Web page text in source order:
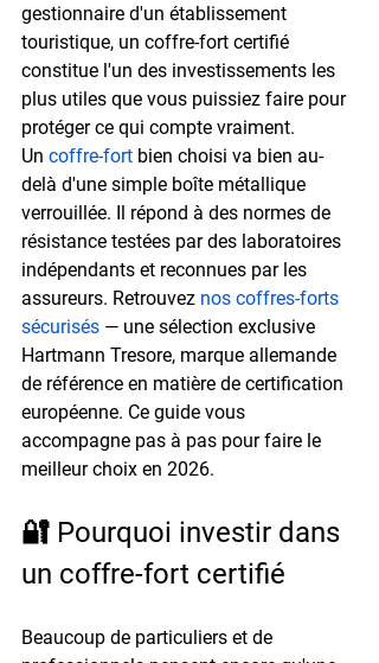
gestionnaire d'un établissement
touristique, un coffre-fort certifié
constitue l'un des investissements les
plus utiles que vous puissiez faire pour
protéger ce qui compte vraiment.
Un coffre-fort bien choisi va bien au-
delà d'une simple boîte métallique
verrouillée. Il répond à des normes de
résistance testées par des laboratoires
indépendants et reconnues par les
assureurs. Retrouvez nos coffres-forts
sécurisés — une sélection exclusive
Hartmann Tresore, marque allemande
de référence en matière de certification
européenne. Ce guide vous
accompagne pas à pas pour faire le
meilleur choix en 2026.
🔐 Pourquoi investir dans
un coffre-fort certifié
Beaucoup de particuliers et de